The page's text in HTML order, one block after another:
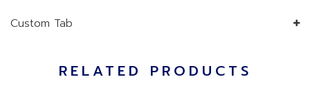
Custom Tab
RELATED PRODUCTS